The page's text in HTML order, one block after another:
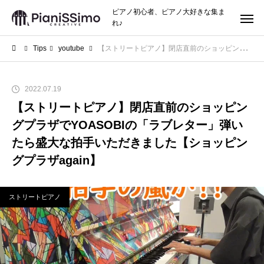
ピアノ初心者、ピアノ大好きな集ま
れ♪
Tips youtube 【ストリートピアノ】閉店直前のショッピングプラザでYOASOBIの「ラブレター」弾いたら盛大な拍手いただきました【ショッピングプラザagain】
2022.07.19
【ストリートピアノ】閉店直前のショッピン
グプラザでYOASOBIの「ラブレター」弾い
たら盛大な拍手いただきました【ショッピン
グプラザagain】
ストリートピアノ